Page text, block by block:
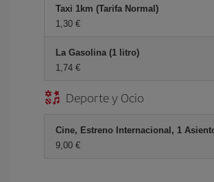
Taxi 1km (Tarifa Normal)
1,30 €
La Gasolina (1 litro)
1,74 €
Deporte y Ocio
Cine, Estreno Internacional, 1
9,00 €